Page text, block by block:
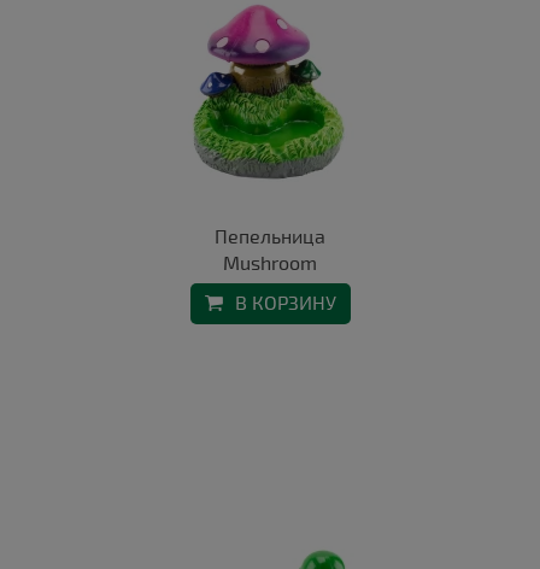
Пепельница
Mushroom
В КОРЗИНУ